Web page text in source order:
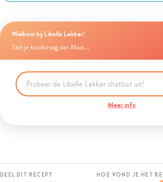
Welkom bij Libelle Lekker!
Stel je kookvraag aan Maia...
Meer info
DEEL DIT RECEPT HOE VOND JE HET